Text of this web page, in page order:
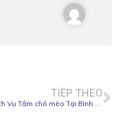
TIẾP THEO
Dịch Vụ Tắm chó mèo Tại Bình Thạnh